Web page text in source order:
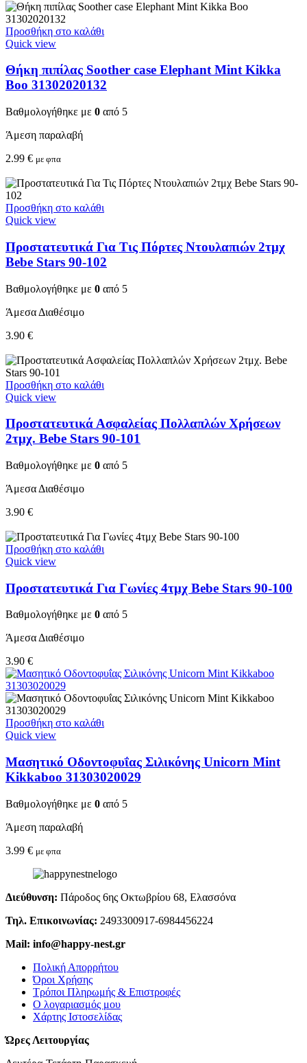
Προσθήκη στο καλάθι
Quick view
Θήκη πιπίλας Soother case Elephant Mint Kikka
Boo 31302020132
Βαθμολογήθηκε με 0 από 5
Άμεση παραλαβή
2.99 € με φπα
Προσθήκη στο καλάθι
Quick view
Προστατευτικά Για Τις Πόρτες Ντουλαπιών 2τμχ
Bebe Stars 90-102
Βαθμολογήθηκε με 0 από 5
Άμεσα Διαθέσιμο
3.90 €
Προσθήκη στο καλάθι
Quick view
Προστατευτικά Ασφαλείας Πολλαπλών Χρήσεων
2τμχ. Bebe Stars 90-101
Βαθμολογήθηκε με 0 από 5
Άμεσα Διαθέσιμο
3.90 €
Προσθήκη στο καλάθι
Quick view
Προστατευτικά Για Γωνίες 4τμχ Bebe Stars 90-100
Βαθμολογήθηκε με 0 από 5
Άμεσα Διαθέσιμο
3.90 €
Προσθήκη στο καλάθι
Quick view
Μασητικό Οδοντοφυΐας Σιλικόνης Unicorn Mint
Kikkaboo 31303020029
Βαθμολογήθηκε με 0 από 5
Άμεση παραλαβή
3.99 € με φπα
Διεύθυνση: Πάροδος 6ης Οκτωβρίου 68, Ελασσόνα
Τηλ. Επικοινωνίας: 2493300917-6984456224
Mail: info@happy-nest.gr
Πολική Απορρήτου
Όροι Χρήσης
Τρόποι Πληρωμής & Επιστροφές
Ο λογαριασμός μου
Χάρτης Ιστοσελίδας
Ώρες Λειτουργίας